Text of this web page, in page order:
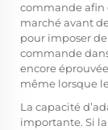
commande afin
marché avant
pour imposer
commande
encore
même lorsque
La capacité
importante. Si